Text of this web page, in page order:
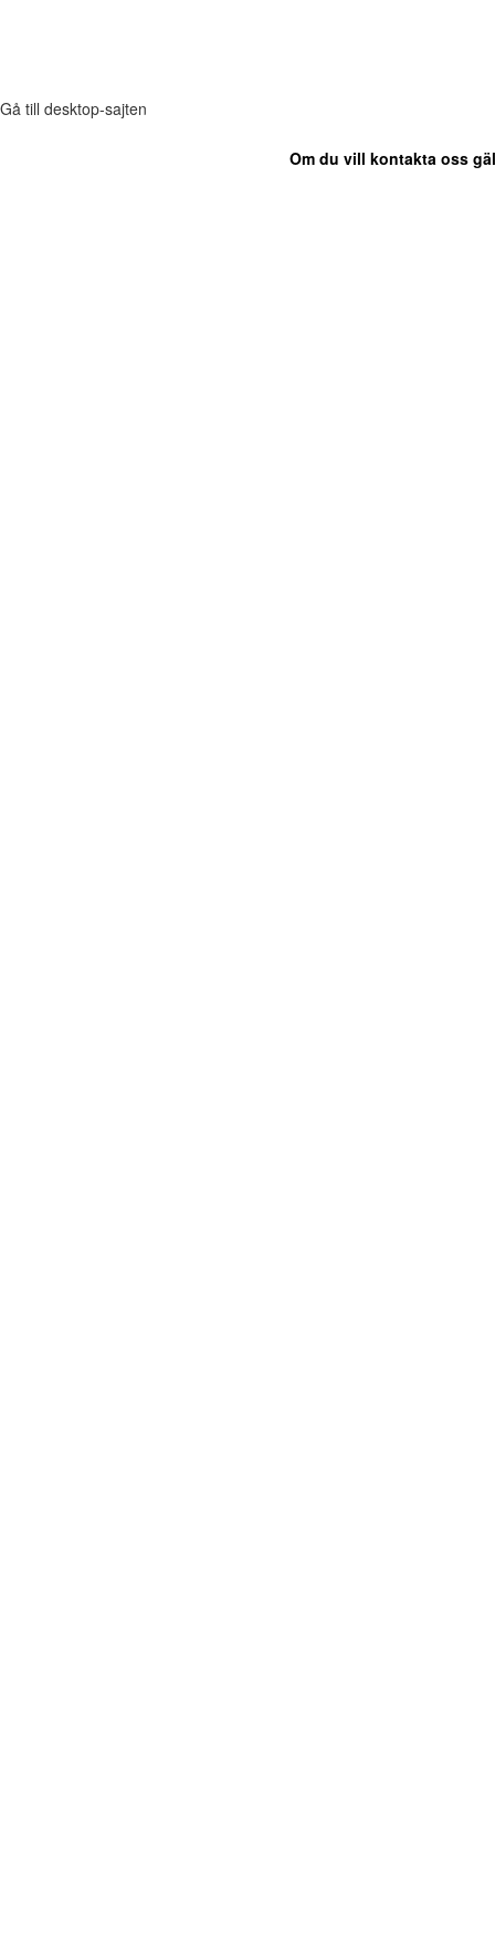
Gå till desktop-sajten
Om du vill kontakta oss